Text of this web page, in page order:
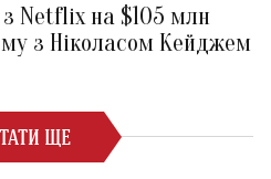
Netflix на $105 млн
з Ніколасом Кейджем
ЩЕ